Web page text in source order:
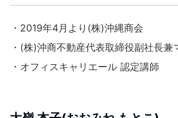
・2019年4月より(株)沖縄商会
・(株)沖商不動産代表取締役副社長兼
・オフィスキャリエール 認定講師